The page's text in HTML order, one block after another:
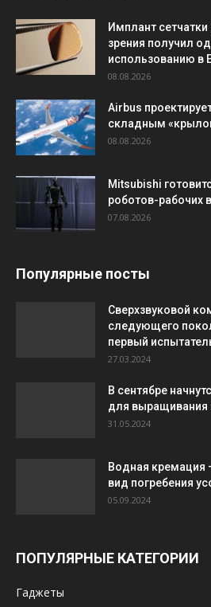
Имплант
зрения получил
использованию в
08.08.2026
Airbus
складным
08.08.2026
Mitsubishi
роботов-рабочих
07.08.2026
Популярные посты
Сверхзвуковой
следующего
первый
27.03.2024
В сентябре
для выращивания
31.05.2024
Водная кремация
вид погребения
05.09.2024
ПОПУЛЯРНЫЕ КАТЕГОРИИ
Гаджеты